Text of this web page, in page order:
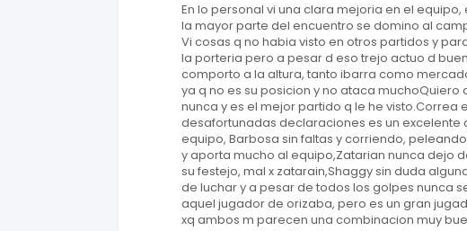
En lo personal vi una clara mejoria en el
la mayor parte del encuentro se domino al
Vi cosas q no habia visto en otros partidos y
la porteria pero a pesar d eso trejo actuo d
comporto a la altura, tanto ibarra como
ya q no es su posicion y no ataca
nunca y es el mejor partido q le he
desafortunadas declaraciones es un excelente
equipo, Barbosa sin faltas y corriendo,
y aporta mucho al equipo,Zatarian nunca dejo
su festejo, mal x zatarain,Shaggy sin duda
de luchar y a pesar de todos los golpes nunca
aquel jugador de orizaba, pero es un gran
xq ambos m parecen una combinacion muy